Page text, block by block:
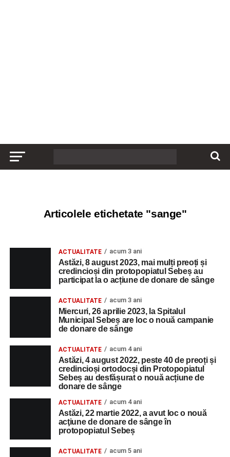
Articolele etichetate "sange"
ACTUALITATE acum 3 ani
Astăzi, 8 august 2023, mai mulți preoți și
credincioși din protopopiatul Sebeș au
participat la o acțiune de donare de sânge
ACTUALITATE acum 3 ani
Miercuri, 26 aprilie 2023, la Spitalul
Municipal Sebeș are loc o nouă campanie
de donare de sânge
ACTUALITATE acum 4 ani
Astăzi, 4 august 2022, peste 40 de preoți și
credincioși ortodocși din Protopopiatul
Sebeș au desfășurat o nouă acțiune de
donare de sânge
ACTUALITATE acum 4 ani
Astăzi, 22 martie 2022, a avut loc o nouă
acţiune de donare de sânge în
protopopiatul Sebeș
ACTUALITATE acum 5 ani